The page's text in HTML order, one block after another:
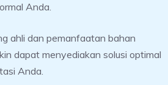
Anda.
ahli dan pemanfaatan bahan
dapat menyediakan solusi optimal
Anda.